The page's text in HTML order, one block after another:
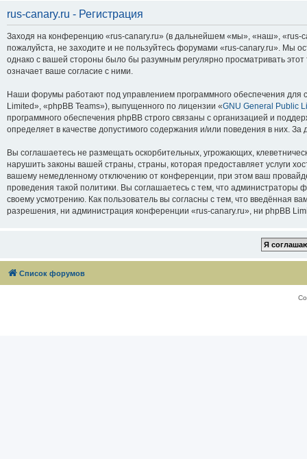
rus-canary.ru - Регистрация
Заходя на конференцию «rus-canary.ru» (в дальнейшем «мы», «наш», «rus-
пожалуйста, не заходите и не пользуйтесь форумами «rus-canary.ru». Мы
однако с вашей стороны было бы разумным регулярно просматривать
означает ваше согласие с ними.
Наши форумы работают под управлением программного обеспечения
Limited», «phpBB Teams»), выпущенного по лицензии «GNU General Public
программного обеспечения phpBB строго связаны с организацией и
определяет в качестве допустимого содержания и/или поведения в них.
Вы соглашаетесь не размещать оскорбительных, угрожающих,
нарушить законы вашей страны, страны, которая предоставляет услуги
вашему немедленному отключению от конференции, при этом ваш
проведения такой политики. Вы соглашаетесь с тем, что
своему усмотрению. Как пользователь вы согласны с тем, что введённая
разрешения, ни администрация конференции «rus-canary.ru», ни phpBB
Список форумов